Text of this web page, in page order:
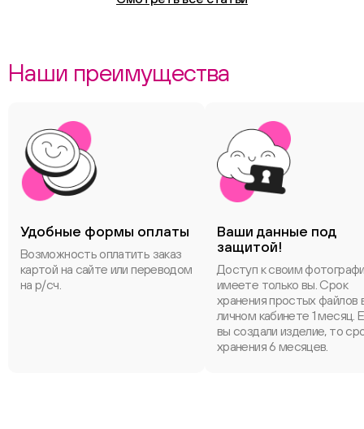
Наши преимущества
Удобные формы оплаты
Возможность оплатить заказ
картой на сайте или переводом
на р/сч.
Ваши данные под
защитой!
Доступ к своим
имеете только вы. Срок
хранения простых файлов
личном кабинете 1 месяц.
вы создали изделие, то
хранения 6 месяцев.